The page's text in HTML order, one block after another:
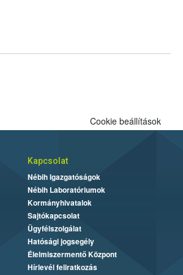
Cookie beállítások
Kapcsolat
Nébih Igazgatóságok
Nébih Laboratóriumok
Kormányhivatalok
Sajtókapcsolat
Ügyfélszolgálat
Hatósági jogsegély
Élelmiszermentő Központ
Hírlevél feliratkozás